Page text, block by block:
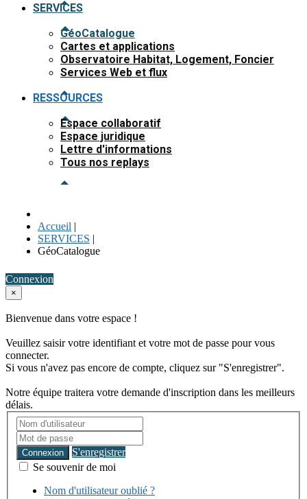
SERVICES
GéoCatalogue
Cartes et applications
Observatoire Habitat, Logement, Foncier
Services Web et flux
RESSOURCES
Espace collaboratif
Espace juridique
Lettre d'informations
Tous nos replays
Accueil |
SERVICES |
GéoCatalogue
Connexion
×
Bienvenue dans votre espace !
Veuillez saisir votre identifiant et votre mot de passe pour vous
connecter.
Si vous n'avez pas encore de compte, cliquez sur "S'enregistrer".
Notre équipe traitera votre demande d'inscription dans les meilleurs
délais.
Connexion
S'enregistrer
Se souvenir de moi
Nom d'utilisateur oublié ?